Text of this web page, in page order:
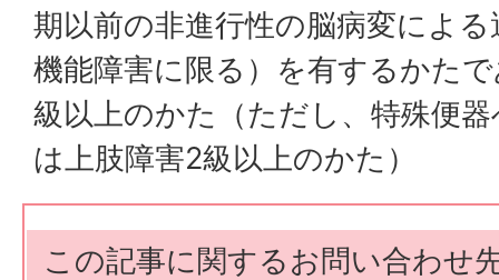
期以前の非進行性の脳病変によ
機能障害に限る）を有するかた
級以上のかた（ただし、特殊便
は上肢障害2級以上のかた）
この記事に関するお問い合わせ